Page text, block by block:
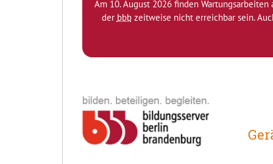
Am 10. August 2026 finden
der bbbzeitweise nicht erreichbar sein.